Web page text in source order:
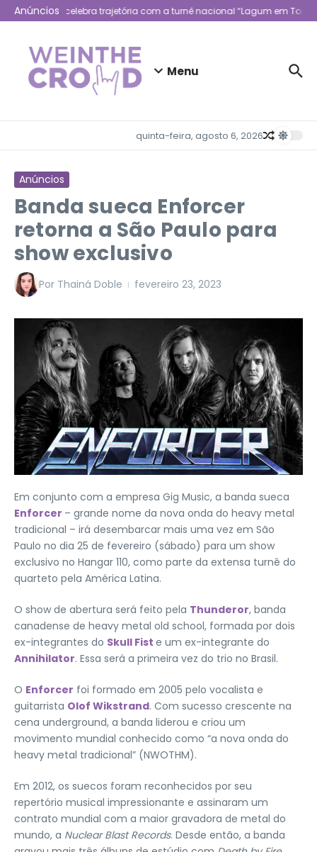
Ir para o conteúdo
Anúncios
Lagum celebra trajetória com a turnê nacional “Lagum em Todo
Menu
quinta-feira, agosto 6, 2026
Anúncios
Banda sueca Enforcer
retorna a São Paulo para
show exclusivo
Por Thainá Doble fevereiro 23, 2023
Em conjunto com a empresa Gig Music, a banda sueca
Enforcer – grande nome da nova onda do heavy metal
tradicional – irá desembarcar mais uma vez em São
Paulo no dia 25 de fevereiro (sábado) para um show
exclusivo no Hangar 110, como parte da extensa turnê do
quarteto pela América Latina.
O show de abertura será feito pela Thunderor, banda
canadense de heavy metal old school, formada por dois
ex-integrantes do Skull Fist e um ex-integrante do
Annihilator. Essa será a primeira vez do trio no Brasil.
O Enforcer foi formado em 2005 pelo vocalista e
guitarrista Olof Wikstrand. Com sucesso crescente na
cena underground, a banda liderou e criou um
movimento mundial conhecido como “a nova onda do
heavy metal tradicional” (NWOTHM).
Em 2012, os suecos foram reconhecidos por seu
repertório musical impressionante e assinaram um
contrato mundial com a maior gravadora de metal do
mundo, a Nuclear Blast Records. Desde então, a banda